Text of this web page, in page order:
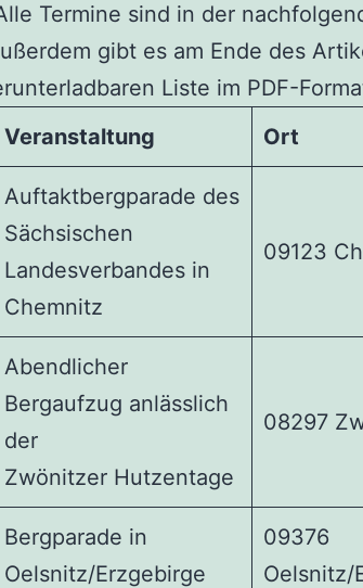
Termine sind in der
gibt es am Ende des
Liste im PDF-
Veranstaltung Ort
Auftaktbergparade des
Sächsischen
Landesverbandes in
Chemnitz
09123
Abendlicher
Bergaufzug anlässlich
der
Zwönitzer Hutzentage
08297
Bergparade in
Oelsnitz/Erzgebirge
09376
Oelsnitz/